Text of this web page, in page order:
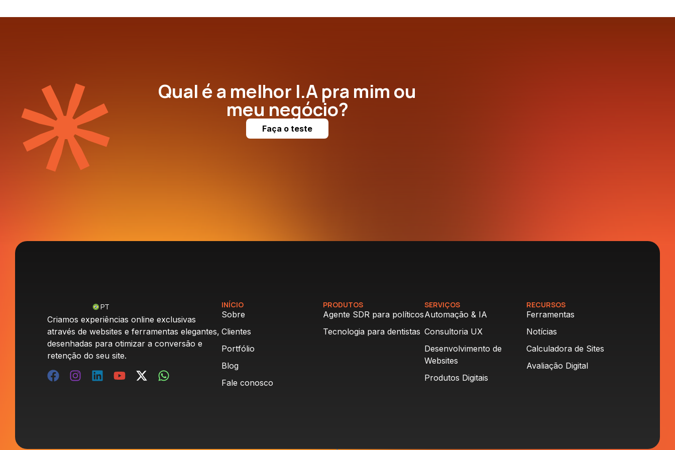
Qual é a melhor I.A pra mim ou
meu negócio?
Faça o teste
PT
Criamos experiências online exclusivas
através de websites e ferramentas elegantes,
desenhadas para otimizar a conversão e
retenção do seu site.
INÍCIO
Sobre
Clientes
Portfólio
Blog
Fale conosco
PRODUTOS
Agente SDR para políticos
Tecnologia para dentistas
SERVIÇOS
Automação & IA
Consultoria UX
Desenvolvimento de
Websites
Produtos Digitais
RECURSOS
Ferramentas
Notícias
Calculadora de Sites
Avaliação Digital